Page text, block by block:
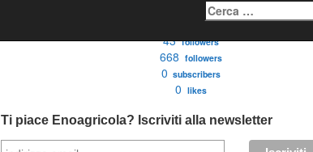
Ricerca
per:
43 followers
668 followers
0 subscribers
0 likes
Ti piace Enoagricola? Iscriviti alla newsletter